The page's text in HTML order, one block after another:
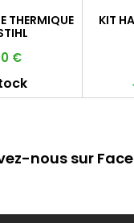
THERMIQUE
€
KIT
nous sur